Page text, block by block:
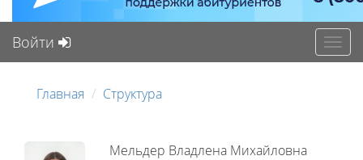
Войти
Главная Структура
Мельдер Владлена Михайловна